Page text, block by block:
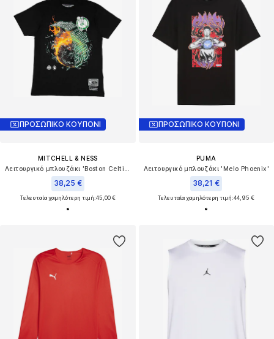
ΠΡΟΣΩΠΙΚΟ ΚΟΥΠΟΝΙ
MITCHELL & NESS
38,25 €
Τελευταία χαμηλότερη τιμή:45,00 €
ΠΡΟΣΩΠΙΚΟ ΚΟΥΠΟΝΙ
PUMA
Λειτουργικό μπλουζάκι 'Melo Phoenix'
38,21 €
Τελευταία χαμηλότερη τιμή:44,95 €